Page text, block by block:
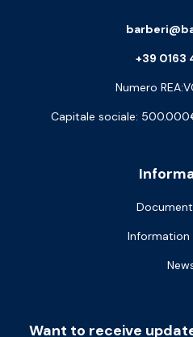
Information
+39 0163
Numero
Capitale sociale:
Want to receive